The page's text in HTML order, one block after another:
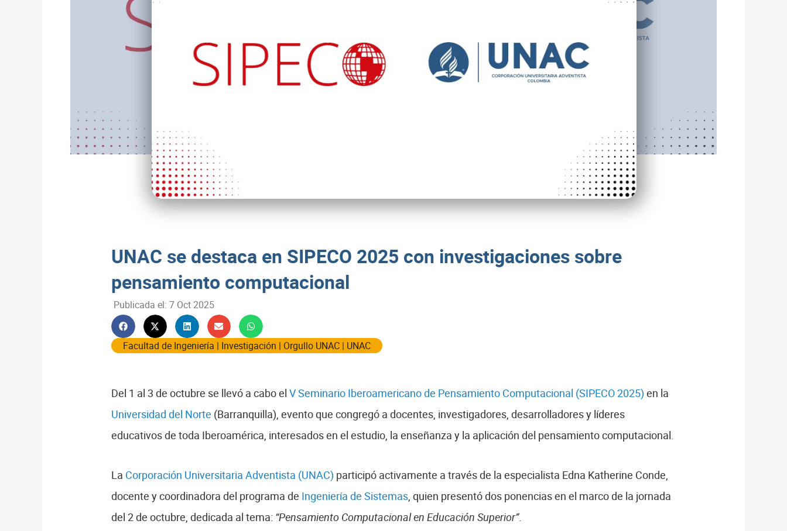
UNAC se destaca en SIPECO 2025 con investigaciones sobre
pensamiento computacional
Publicada el: 7 Oct 2025
Facultad de Ingeniería | Investigación | Orgullo UNAC | UNAC
Del 1 al 3 de octubre se llevó a cabo el V Seminario Iberoamericano de Pensamiento Computacional (SIPECO 2025) en la
Universidad del Norte (Barranquilla), evento que congregó a docentes, investigadores, desarrolladores y líderes
educativos de toda Iberoamérica, interesados en el estudio, la enseñanza y la aplicación del pensamiento computacional.
La Corporación Universitaria Adventista (UNAC) participó activamente a través de la especialista Edna Katherine Conde,
docente y coordinadora del programa de Ingeniería de Sistemas , quien presentó dos ponencias en el marco de la jornada
del 2 de octubre, dedicada al tema: “Pensamiento Computacional en Educación Superior”.